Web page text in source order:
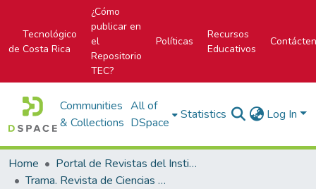
Tecnológico
de Costa Rica
¿Cómo
publicar en
el
Repositorio
TEC?
Políticas
Recursos
Educativos
Communities
& Collections
All of
DSpace
Statistics Log In
Home
Portal de Revistas del Instituto Tecnológico de Costa Rica
Trama. Revista de Ciencias Sociales y Humanidades